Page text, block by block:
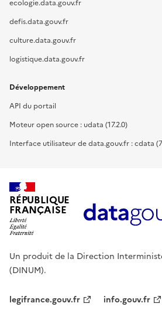
ecologie.data.gouv.fr
defis.data.gouv.fr
culture.data.gouv.fr
logistique.data.gouv.fr
Développement
API du portail
Moteur open source : udata (17.2.0)
Interface utilisateur de data.gouv.fr : cdata
RÉPUBLIQUE
FRANÇAISE
Un produit de la Direction
(DINUM).
legifrance.gouv.fr info.gouv.fr